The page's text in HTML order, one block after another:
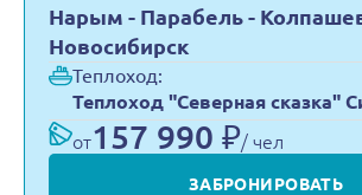
Нарым - Парабель -
Новосибирск
Теплоход:
Теплоход "Северная сказка"
от157 990 ₽/ чел
ЗАБРОНИРОВАТЬ